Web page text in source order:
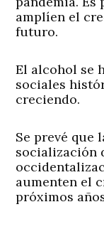
amplíen el
futuro.
El alcohol se
sociales
creciendo.
Se prevé que
socialización
aumenten el
próximos